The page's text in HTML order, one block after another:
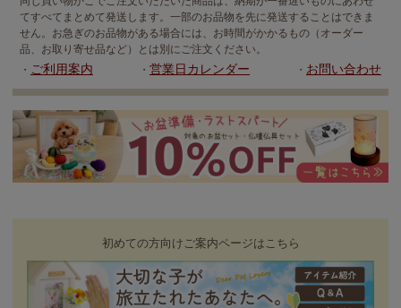
てすべてまとめて発送します。一部のお品物を先に発送することはできま
せん。お急ぎのお品物がある場合には、お時間がかかるもの（オーダー
品、お取り寄せ品など）とは別にご注文ください。
・ ご利用案内 ・ 営業日カレンダー ・ お問い合わせ
初めての方向けご案内ページはこちら